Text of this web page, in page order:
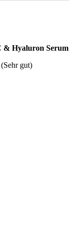
& Hyaluron Serum
gut)